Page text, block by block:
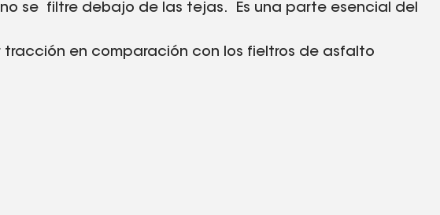
se filtre debajo de las tejas. Es una parte esencial del
en comparación con los fieltros de asfalto